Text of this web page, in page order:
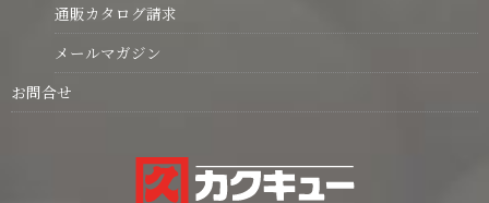
通販カタログ請求
メールマガジン
お問合せ